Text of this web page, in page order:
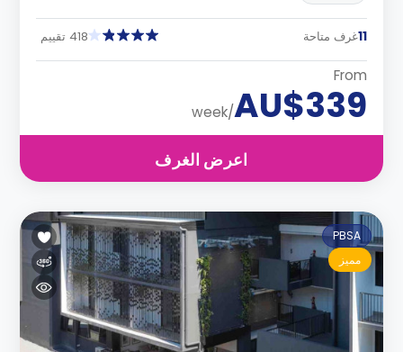
11غرف متاحة 418 تقييم
From
AU$339
/week
اعرض الغرف
PBSA
مميز